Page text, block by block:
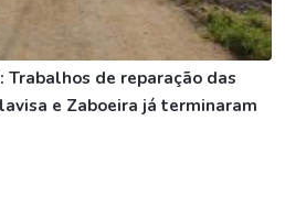
Trabalhos de reparação das
e Zaboeira já terminaram